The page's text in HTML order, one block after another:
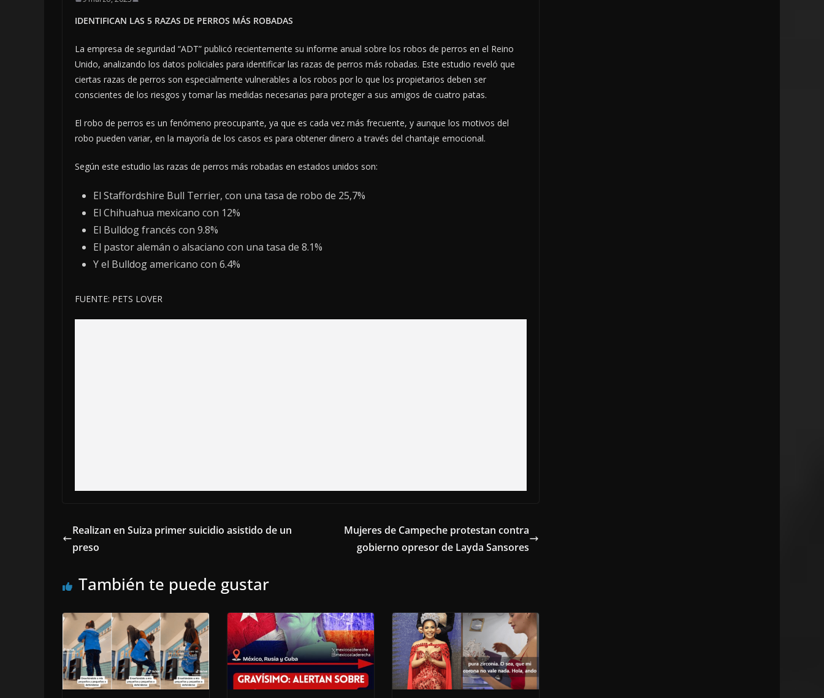
IDENTIFICAN LAS 5 RAZAS DE PERROS MÁS ROBADAS
La empresa de seguridad “ADT” publicó recientemente su informe anual sobre los robos de perros en el Reino
Unido, analizando los datos policiales para identificar las razas de perros más robadas. Este estudio reveló que
ciertas razas de perros son especialmente vulnerables a los robos por lo que los propietarios deben ser
conscientes de los riesgos y tomar las medidas necesarias para proteger a sus amigos de cuatro patas.
El robo de perros es un fenómeno preocupante, ya que es cada vez más frecuente, y aunque los motivos del
robo pueden variar, en la mayoría de los casos es para obtener dinero a través del chantaje emocional.
Según este estudio las razas de perros más robadas en estados unidos son:
El Staffordshire Bull Terrier, con una tasa de robo de 25,7%
El Chihuahua mexicano con 12%
El Bulldog francés con 9.8%
El pastor alemán o alsaciano con una tasa de 8.1%
Y el Bulldog americano con 6.4%
FUENTE: PETS LOVER
Realizan en Suiza primer suicidio asistido de un
preso
Mujeres de Campeche protestan contra
gobierno opresor de Layda Sansores
También te puede gustar